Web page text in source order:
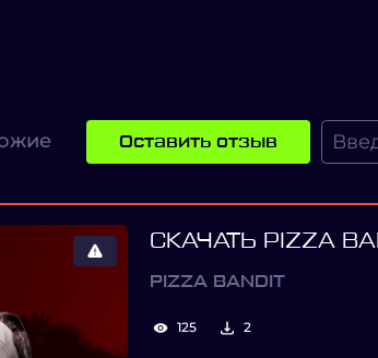
Оставить отзыв
СКАЧАТЬ PIZZA
PIZZA BANDIT
125 2